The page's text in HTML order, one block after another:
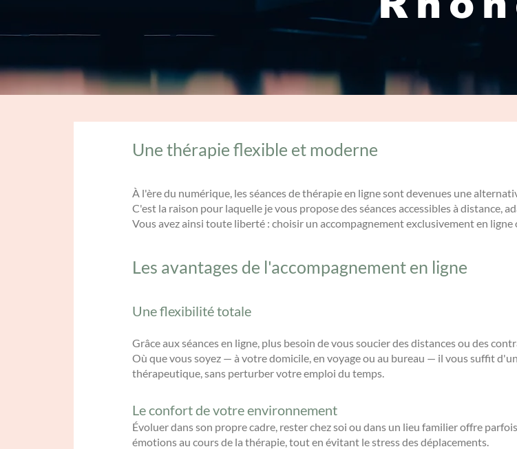
Une thérapie flexible et moderne
À l'ère du numérique, les séances de thérapie en ligne sont devenues une
C'est la raison pour laquelle je vous propose des séances accessibles à distance,
Vous avez ainsi toute liberté : choisir un accompagnement exclusivement en
Les avantages de l'accompagnement en ligne
Une flexibilité totale
Grâce aux séances en ligne, plus besoin de vous soucier des distances ou des
Où que vous soyez — à votre domicile, en voyage ou au bureau — il vous suffit
thérapeutique, sans perturber votre emploi du temps.
Le confort de votre environnement
Évoluer dans son propre cadre, rester chez soi ou dans un lieu familier offre
émotions au cours de la thérapie, tout en évitant le stress des déplacements.